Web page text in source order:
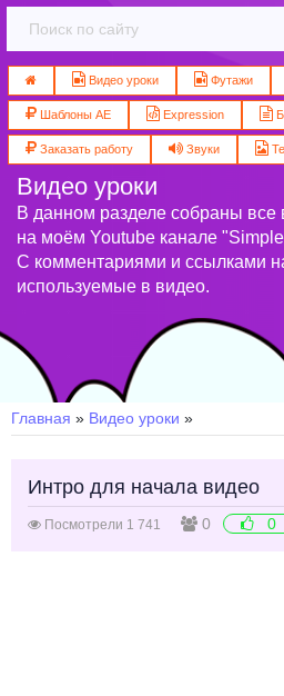
Видео уроки Футажи
Шаблоны AE Expression
Заказать работу Звуки
Видео уроки
В данном разделе собраны все
на моём Youtube канале
С комментариями и ссылками
используемые в видео.
Главная » Видео уроки »
Интро для начала видео
Посмотрели 1 741 0 0